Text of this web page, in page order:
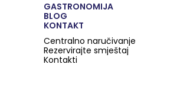
GASTRONOMIJA
BLOG
KONTAKT
Centralno naručivanje
Rezervirajte smještaj
Kontakti